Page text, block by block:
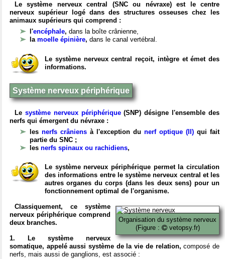
Le système nerveux central (SNC ou névraxe) est le centre
nerveux supérieur logé dans des structures osseuses chez les
animaux supérieurs qui comprend :
l'encéphale, dans la boîte crânienne,
la moelle épinière, dans le canal vertébral.
Le système nerveux central reçoit, intègre et émet des
informations.
Système nerveux périphérique
Le système nerveux périphérique(SNP) désigne l'ensemble des
nerfs qui émergent du névraxe :
les nerfs crâniens à l'exception du nerf optique (II) qui fait
partie du SNC ;
les nerfs spinaux ou rachidiens,
Le système nerveux périphérique permet la circulation
des informations entre le système nerveux central et les
autres organes du corps (dans les deux sens) pour un
fonctionnement optimal de l'organisme.
Organisation du système nerveux
(Figure :
vetopsy.fr)
Classiquement, ce système
nerveux périphérique comprend
deux branches.
1. Le système nerveux
somatique, appelé aussi système de la vie de relation, composé de
nerfs, mais aussi de ganglions, est associé :